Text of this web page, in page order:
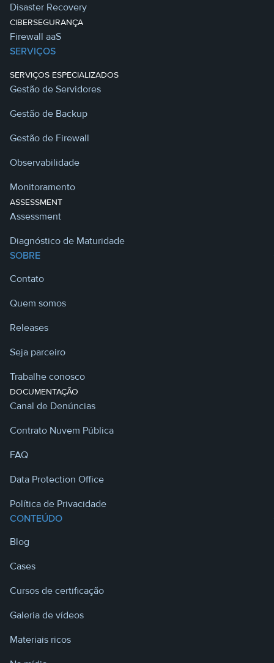
Disaster Recovery
CIBERSEGURANÇA
Firewall aaS
SERVIÇOS
SERVIÇOS ESPECIALIZADOS
Gestão de Servidores
Gestão de Backup
Gestão de Firewall
Observabilidade
Monitoramento
ASSESSMENT
Assessment
Diagnóstico de Maturidade
SOBRE
Contato
Quem somos
Releases
Seja parceiro
Trabalhe conosco
DOCUMENTAÇÃO
Canal de Denúncias
Contrato Nuvem Pública
FAQ
Data Protection Office
Política de Privacidade
CONTEÚDO
Blog
Cases
Cursos de certificação
Galeria de vídeos
Materiais ricos